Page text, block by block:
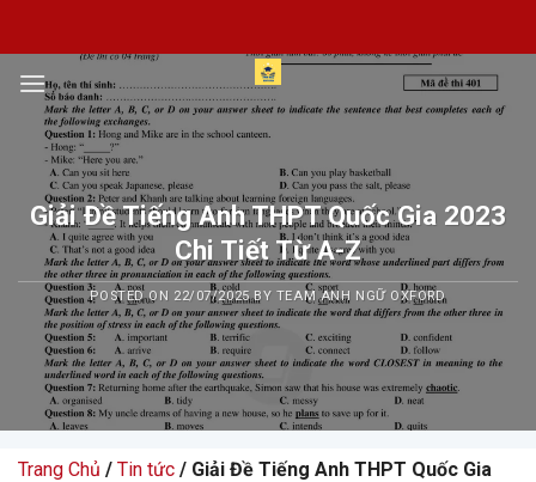
content
Giải Đề Tiếng Anh THPT Quốc Gia 2023
Chi Tiết Từ A-Z
POSTED ON 22/07/2025BY TEAM ANH NGỮ OXFORD
Trang Chủ / Tin tức / Giải Đề Tiếng Anh THPT Quốc Gia